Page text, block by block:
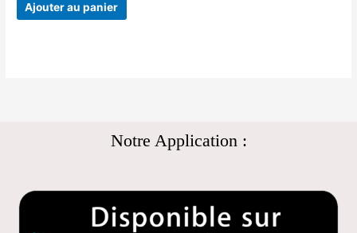
Ajouter au panier
Notre Application :